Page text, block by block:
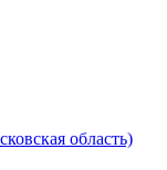
область)